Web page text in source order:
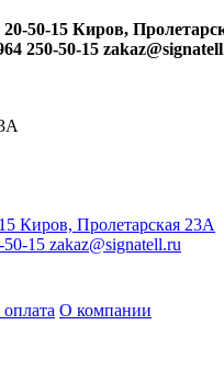
20-50-15 Киров,
250-50-15
Киров, Пролетарская 23А
50-15 zakaz@signatell.ru
О компании